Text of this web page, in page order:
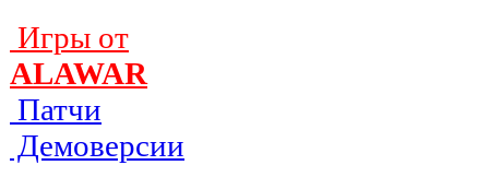
Игры от
ALAWAR
Патчи
Демоверсии